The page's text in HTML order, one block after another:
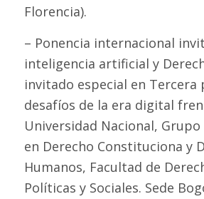
Florencia).
– Ponencia internacional
inteligencia artificial y
invitado especial en Tercera
desafíos de la era digital
Universidad Nacional,
en Derecho Constituciona y
Humanos, Facultad de
Políticas y Sociales. Sede